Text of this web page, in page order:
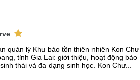
quản lý Khu bảo tồn thiên nhiên Kon Chư
tỉnh Gia Lai: giới thiệu, hoạt động bảo
thái và đa dạng sinh học. Kon Chư...